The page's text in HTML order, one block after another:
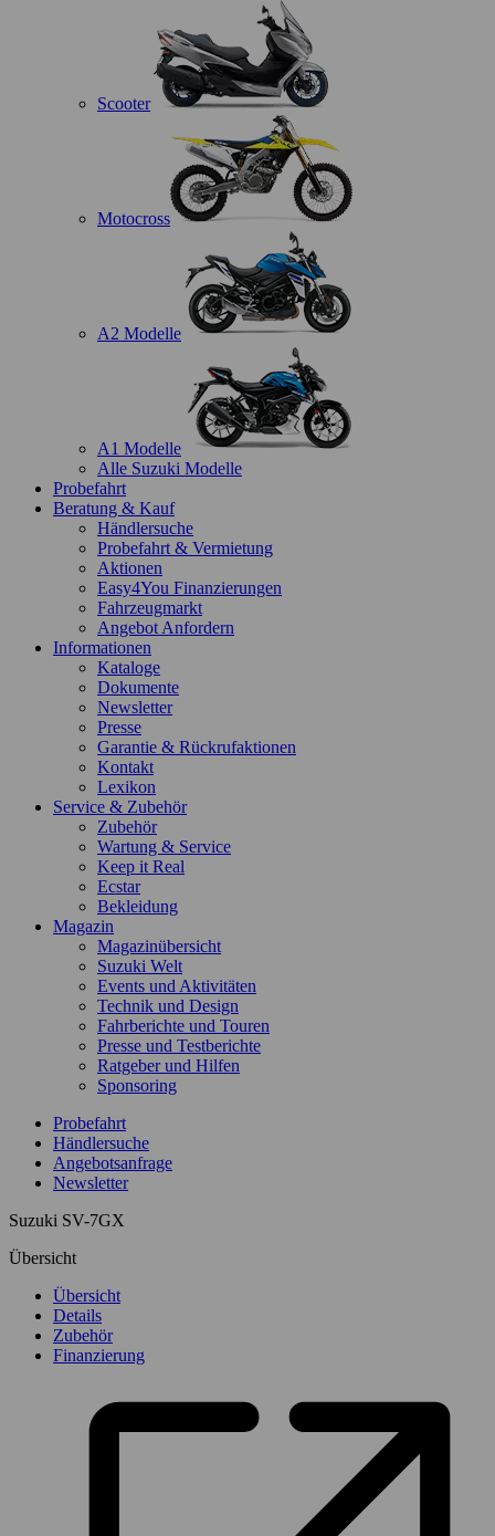
Scooter
Motocross
A2 Modelle
A1 Modelle
Alle Suzuki Modelle
Probefahrt
Beratung & Kauf
Händlersuche
Probefahrt & Vermietung
Aktionen
Easy4You Finanzierungen
Fahrzeugmarkt
Angebot Anfordern
Informationen
Kataloge
Dokumente
Newsletter
Presse
Garantie & Rückrufaktionen
Kontakt
Lexikon
Service & Zubehör
Zubehör
Wartung & Service
Keep it Real
Ecstar
Bekleidung
Magazin
Magazinübersicht
Suzuki Welt
Events und Aktivitäten
Technik und Design
Fahrberichte und Touren
Presse und Testberichte
Ratgeber und Hilfen
Sponsoring
Probefahrt
Händlersuche
Angebotsanfrage
Newsletter
Suzuki SV-7GX
Übersicht
Übersicht
Details
Zubehör
Finanzierung